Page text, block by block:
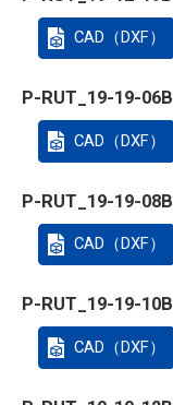
CAD（DXF）
P-RUT_19-19-06B
CAD（DXF）
P-RUT_19-19-08B
CAD（DXF）
P-RUT_19-19-10B
CAD（DXF）